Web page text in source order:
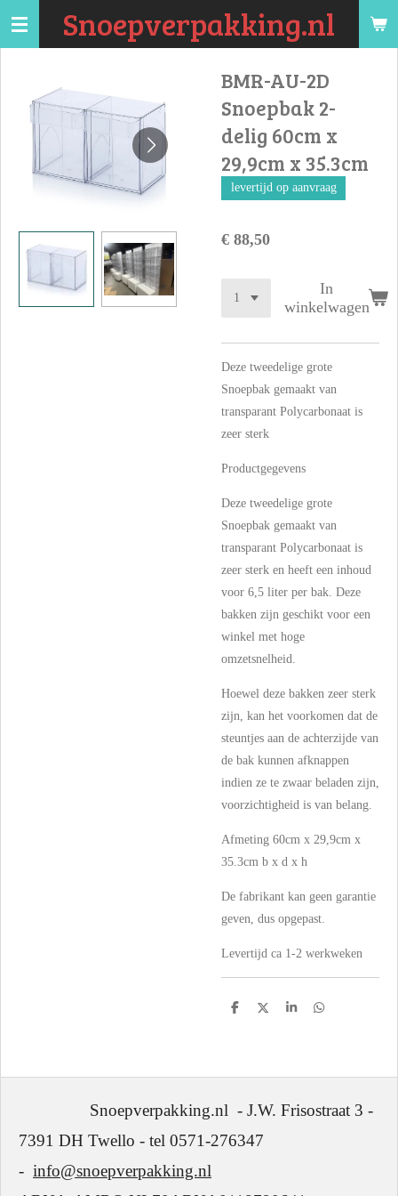
Ga
hoofdinhoud
Snoepverpakking.nl
BMR-AU-2D
Snoepbak 2-
delig 60cm x
29,9cm x 35.3cm
levertijd op aanvraag
€ 88,50
In
winkelwagen
Deze tweedelige grote
Snoepbak gemaakt van
transparant Polycarbonaat is
zeer sterk
Productgegevens
Deze tweedelige grote
Snoepbak gemaakt van
transparant Polycarbonaat is
zeer sterk en heeft een inhoud
voor 6,5 liter per bak. Deze
bakken zijn geschikt voor een
winkel met hoge
omzetsnelheid.
Hoewel deze bakken zeer sterk
zijn, kan het voorkomen dat de
steuntjes aan de achterzijde van
de bak kunnen afknappen
indien ze te zwaar beladen zijn,
voorzichtigheid is van belang.
Afmeting 60cm x 29,9cm x
35.3cm b x d x h
De fabrikant kan geen garantie
geven, dus opgepast.
Levertijd ca 1-2 werkweken
D
D
S
D
Snoepverpakking.nl - J.W. Frisostraat 3 -
7391 DH Twello - tel 0571-276347
- info@snoepverpakking.nl